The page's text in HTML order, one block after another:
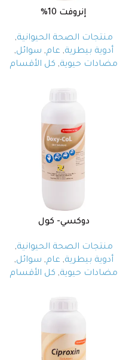
إنروفت 10%
منتجات الصحة الحيوانية,
أدوية بيطرية, عام, سوائل,
مضادات حيوية, كل الأقسام
دوكسي- كول
منتجات الصحة الحيوانية,
أدوية بيطرية, عام, سوائل,
مضادات حيوية, كل الأقسام